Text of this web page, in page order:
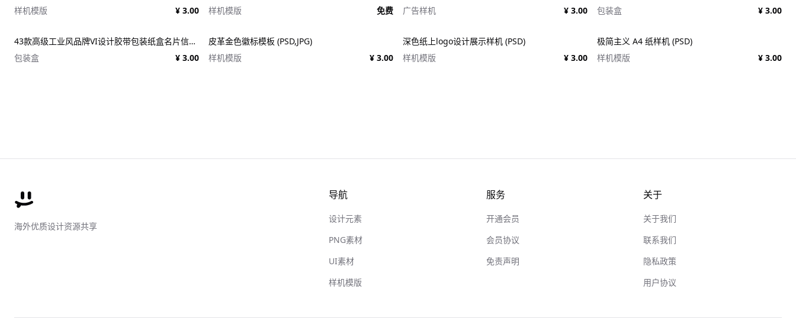
样机模版
¥ 3.00
样机模版
免费
广告样机
¥ 3.00
包装盒
¥ 3.00
43款高级工业风品牌VI设计胶带包装纸盒名片信纸信封展示效果图PSD样机 Duct tape &#038; Box mockups
包装盒
¥ 3.00
皮革金色徽标模板 (PSD,JPG)
样机模版
¥ 3.00
深色纸上logo设计展示样机 (PSD)
样机模版
¥ 3.00
极简主义 A4 纸样机 (PSD)
样机模版
¥ 3.00
海外优质设计资源共享
导航
设计元素
PNG素材
UI素材
样机模版
服务
开通会员
会员协议
免责声明
关于
关于我们
联系我们
隐私政策
用户协议